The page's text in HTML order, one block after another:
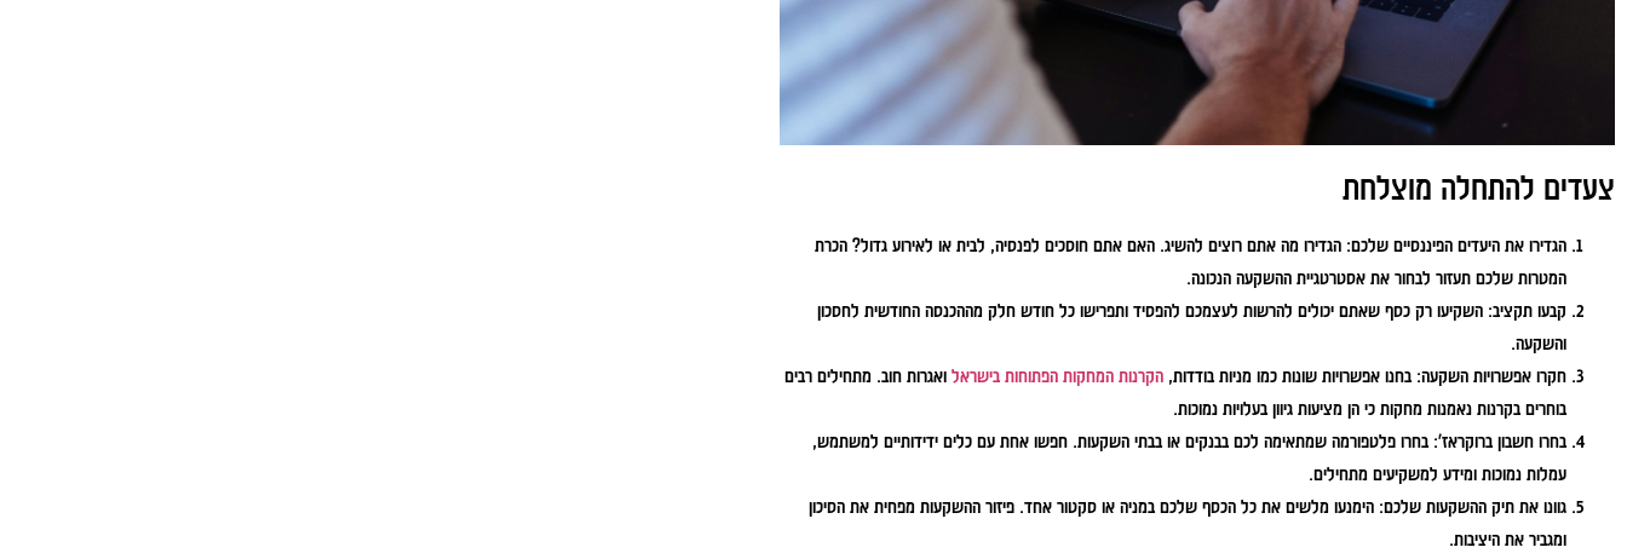
צעדים להתחלה מוצלחת
הגדירו את היעדים הפיננסיים שלכם: הגדירו מה אתם רוצים להשיג. האם אתם חוסכים לפנסיה, לבית או לאירוע גדול? הכרת
המטרות שלכם תעזור לבחור את אסטרטגיית ההשקעה הנכונה.
קבעו תקציב: השקיעו רק כסף שאתם יכולים להרשות לעצמכם להפסיד ותפרישו כל חודש חלק מההכנסה החודשית לחסכון
והשקעה.
חקרו אפשרויות השקעה: בחנו אפשרויות שונות כמו מניות בודדות, הקרנות המחקות הפתוחות בישראל ואגרות חוב. מתחילים רבים
בוחרים בקרנות נאמנות מחקות כי הן מציעות גיוון בעלויות נמוכות.
בחרו חשבון ברוקראז': בחרו פלטפורמה שמתאימה לכם בבנקים או בבתי השקעות. חפשו אחת עם כלים ידידותיים למשתמש,
עמלות נמוכות ומידע למשקיעים מתחילים.
גוונו את תיק ההשקעות שלכם: הימנעו מלשים את כל הכסף שלכם במניה או סקטור אחד. פיזור ההשקעות מפחית את הסיכון
ומגביר את היציבות.